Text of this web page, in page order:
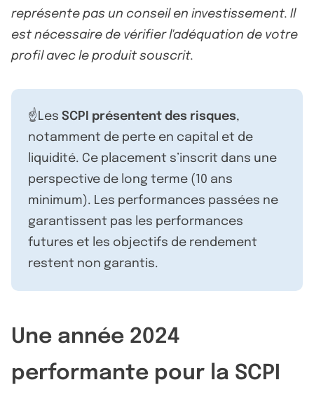
représente pas un conseil en investissement. Il
est nécessaire de vérifier l'adéquation de votre
profil avec le produit souscrit.
☝️Les SCPI présentent des risques,
notamment de perte en capital et de
liquidité. Ce placement s’inscrit dans une
perspective de long terme (10 ans
minimum). Les performances passées ne
garantissent pas les performances
futures et les objectifs de rendement
restent non garantis.
Une année 2024
performante pour la SCPI